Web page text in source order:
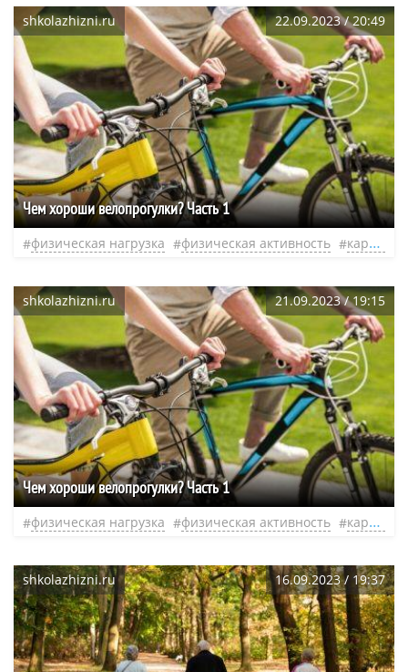
shkolazhizni.ru 22.09.2023 / 20:49
Чем хороши велопрогулки? Часть 1
физическая нагрузка физическая активность кардионагрузки
shkolazhizni.ru 21.09.2023 / 19:15
Чем хороши велопрогулки? Часть 1
физическая нагрузка физическая активность кардионагрузки
shkolazhizni.ru 16.09.2023 / 19:37